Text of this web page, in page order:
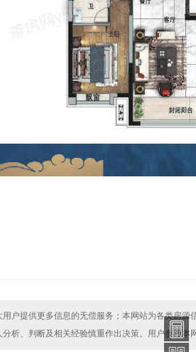
户提供更多信息的无偿服务；本网站为各类房
析、判断及相关经验慎重作出决策。用户参考